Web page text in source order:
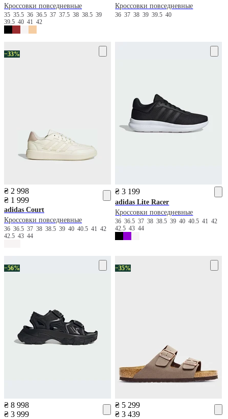
Кроссовки повседневные
35 35.5 36 36.5 37 37.5 38 38.5 39
39.5 40 41 42
Кроссовки повседневные
3637383939.540
−33%
₴ 2 998
₴ 1 999
adidas Court
Кроссовки повседневные
36 36.5 37 38 38.5 39 40 40.5 41 42
42.5 43 44
₴ 3 199
adidas Lite Racer
Кроссовки повседневные
3636.5373838.5394040.54142
42.54344
−56%
₴ 8 998
₴ 3 999
−35%
₴ 5 299
₴ 3 439